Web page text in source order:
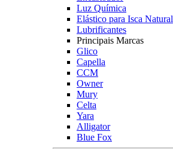
Luz Química
Elástico para Isca Natural
Lubrificantes
Principais Marcas
Glico
Capella
CCM
Owner
Mury
Celta
Yara
Alligator
Blue Fox